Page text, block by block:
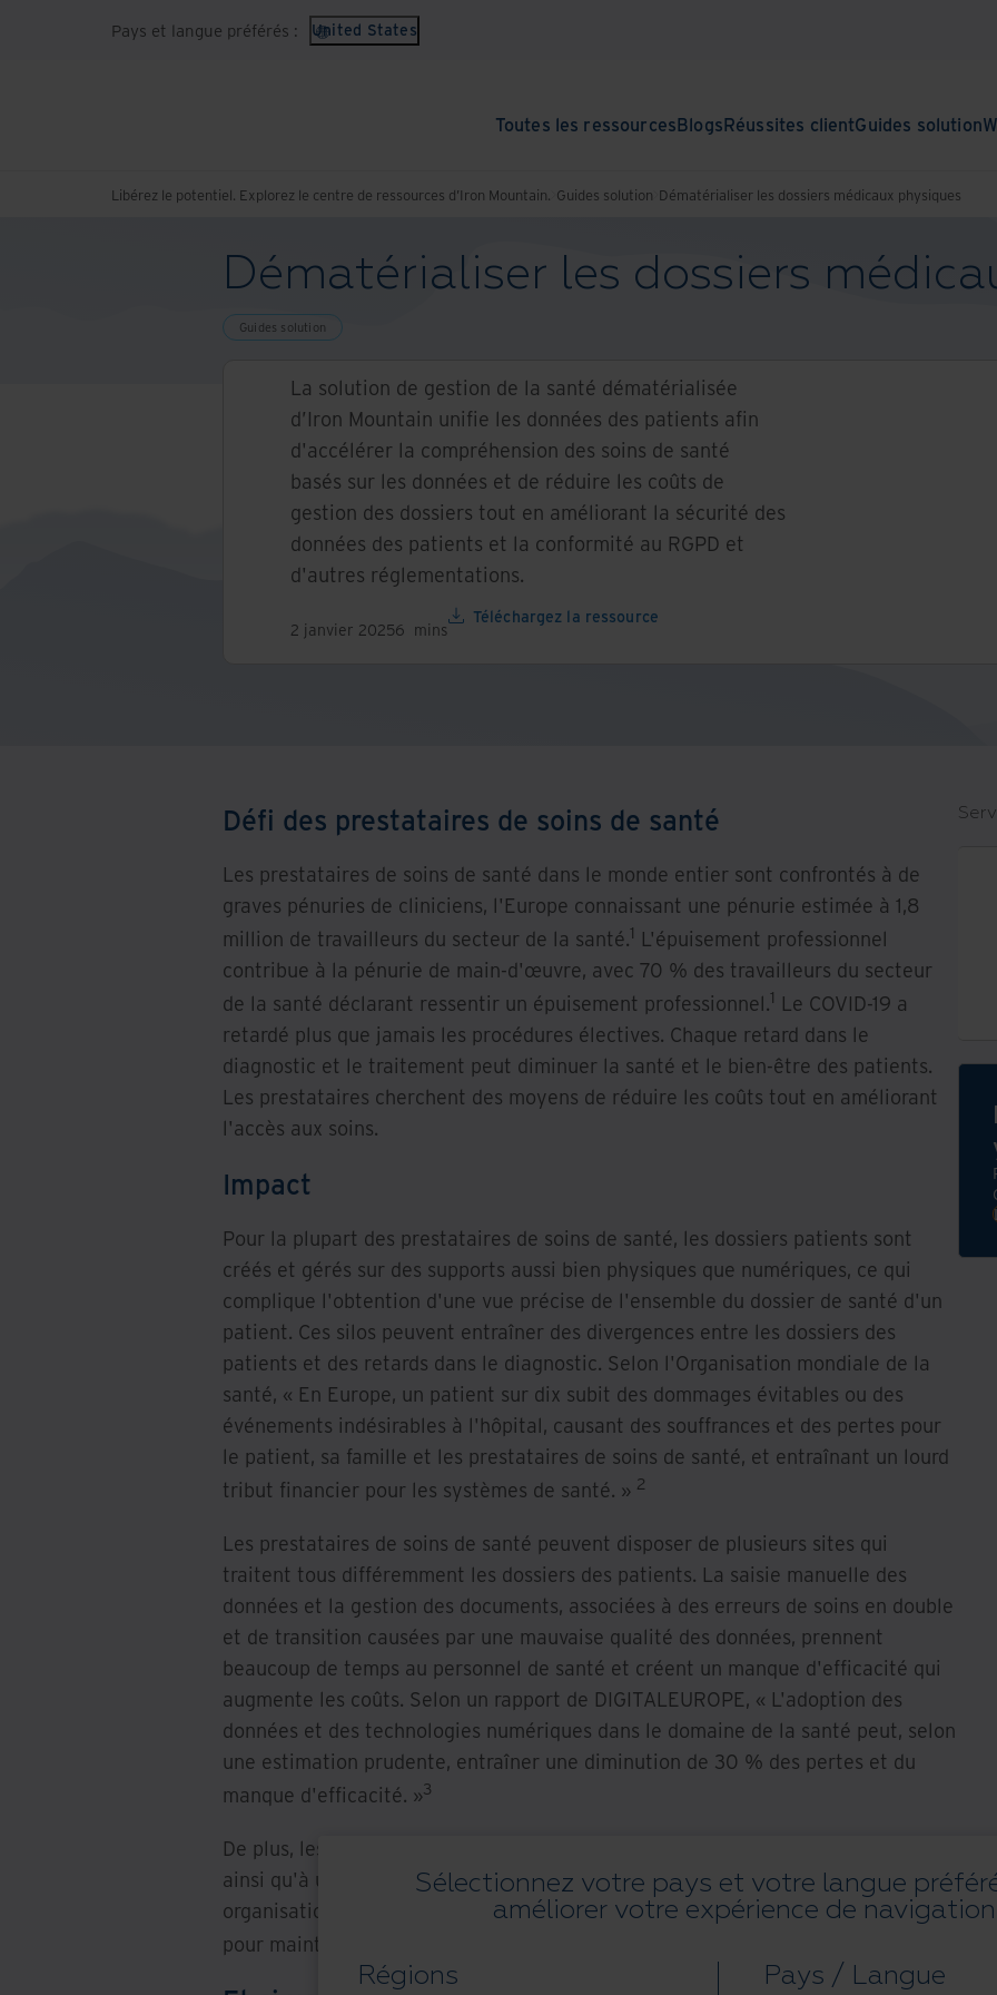
Pays et langue préférés : United States
Toutes les ressourcesBlogsRéussites clientGuides solution
Sélectionnez votre pays et votre langue
améliorer votre expérience de
Régions
Pays / Langue
Libérez le potentiel. Explorez le centre de ressources d’Iron Mountain. Guides solution Dématérialiser les dossiers médicaux physiques
Dématérialiser les dossiers
Guides solution
La solution de gestion de la santé dématérialisée
d’Iron Mountain unifie les données des patients afin
d'accélérer la compréhension des soins de santé
basés sur les données et de réduire les coûts de
gestion des dossiers tout en améliorant la sécurité des
données des patients et la conformité au RGPD et
d'autres réglementations.
2 janvier 20256 mins
Téléchargez la ressource
Défi des prestataires de soins de santé
Les prestataires de soins de santé dans le monde entier sont confrontés à de
graves pénuries de cliniciens, l'Europe connaissant une pénurie estimée à 1,8
million de travailleurs du secteur de la santé.1 L'épuisement professionnel
contribue à la pénurie de main-d'œuvre, avec 70 % des travailleurs du secteur
de la santé déclarant ressentir un épuisement professionnel.1 Le COVID-19 a
retardé plus que jamais les procédures électives. Chaque retard dans le
diagnostic et le traitement peut diminuer la santé et le bien-être des patients.
Les prestataires cherchent des moyens de réduire les coûts tout en améliorant
l'accès aux soins.
Impact
Pour la plupart des prestataires de soins de santé, les dossiers patients sont
créés et gérés sur des supports aussi bien physiques que numériques, ce qui
complique l'obtention d'une vue précise de l'ensemble du dossier de santé d'un
patient. Ces silos peuvent entraîner des divergences entre les dossiers des
patients et des retards dans le diagnostic. Selon l'Organisation mondiale de la
santé, « En Europe, un patient sur dix subit des dommages évitables ou des
événements indésirables à l'hôpital, causant des souffrances et des pertes pour
le patient, sa famille et les prestataires de soins de santé, et entraînant un lourd
tribut financier pour les systèmes de santé. » 2
Les prestataires de soins de santé peuvent disposer de plusieurs sites qui
traitent tous différemment les dossiers des patients. La saisie manuelle des
données et la gestion des documents, associées à des erreurs de soins en double
et de transition causées par une mauvaise qualité des données, prennent
beaucoup de temps au personnel de santé et créent un manque d'efficacité qui
augmente les coûts. Selon un rapport de DIGITALEUROPE, « L'adoption des
données et des technologies numériques dans le domaine de la santé peut, selon
une estimation prudente, entraîner une diminution de 30 % des pertes et du
manque d'efficacité. »3
De plus, les prestataires de soins de santé sont tenus de se conformer au RGPD
ainsi qu'à une multitude d'autres réglementations de conformité. Une
organisation de soins de santé européenne moyenne dépense 13 millions d'euros
pour maintenir la conformité au RGPD.